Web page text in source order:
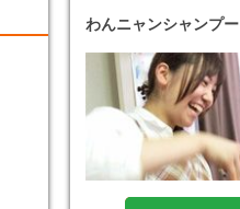
わんニャンシャンプー